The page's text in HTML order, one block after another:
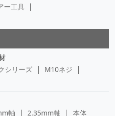
ー工具
シリーズ
M10ネジ
軸 2.35mm軸 本体